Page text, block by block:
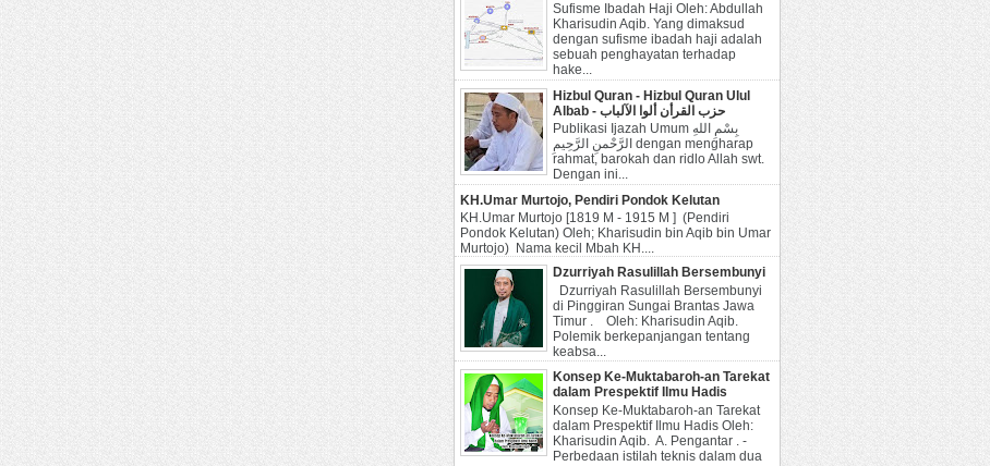
Sufisme Ibadah Haji Oleh: Abdullah
Kharisudin Aqib. Yang dimaksud
dengan sufisme ibadah haji adalah
sebuah penghayatan terhadap
hake...
Hizbul Quran - Hizbul Quran Ulul
Albab - حزب القرأن ألوا الآلباب
Publikasi Ijazah Umum بِسْمِ اللهِ
الرَّحْمنِ الرَّحِيمِ dengan mengharap
rahmat, barokah dan ridlo Allah swt.
Dengan ini...
KH.Umar Murtojo, Pendiri Pondok Kelutan
KH.Umar Murtojo [1819 M - 1915 M ] (Pendiri
Pondok Kelutan) Oleh; Kharisudin bin Aqib bin Umar
Murtojo) Nama kecil Mbah KH....
Dzurriyah Rasulillah Bersembunyi
Dzurriyah Rasulillah Bersembunyi
di Pinggiran Sungai Brantas Jawa
Timur . Oleh: Kharisudin Aqib.
Polemik berkepanjangan tentang
keabsa...
Konsep Ke-Muktabaroh-an Tarekat
dalam Prespektif Ilmu Hadis
Konsep Ke-Muktabaroh-an Tarekat
dalam Prespektif Ilmu Hadis Oleh:
Kharisudin Aqib. A. Pengantar . -
Perbedaan istilah teknis dalam dua